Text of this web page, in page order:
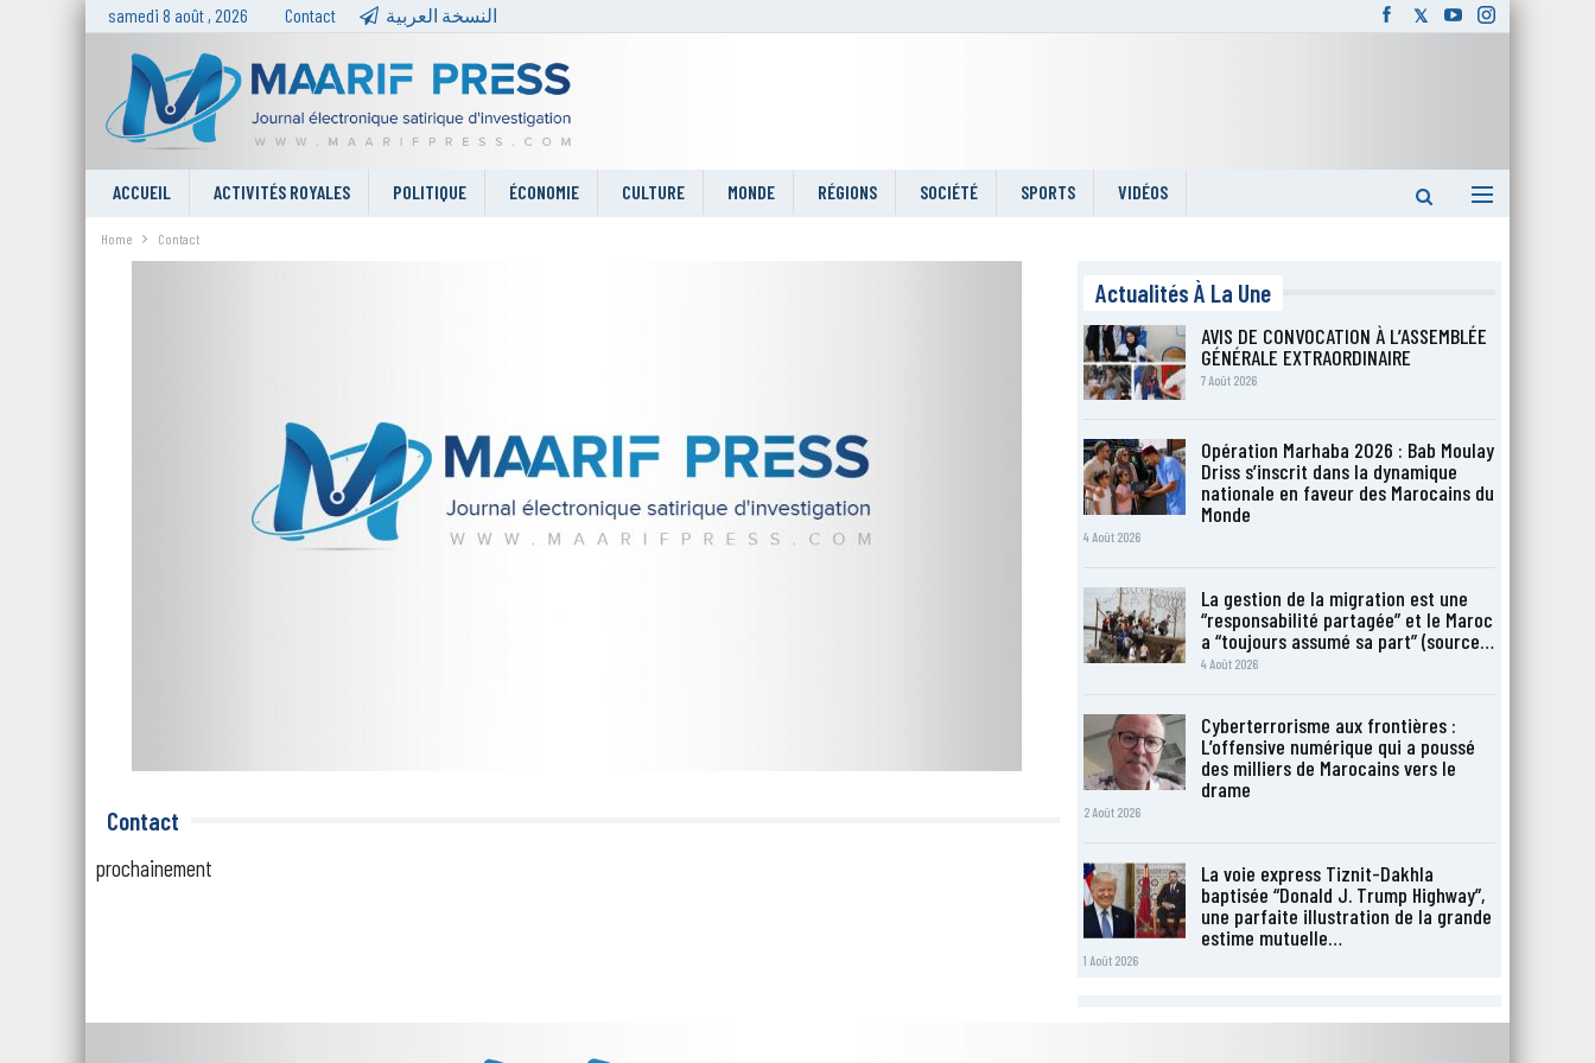
samedi 8 août , 2026 Contact النسخة العربية
ACCUEIL ACTIVITÉS ROYALES POLITIQUE ÉCONOMIE CULTURE MONDE RÉGIONS SOCIÉTÉ SPORTS VIDÉOS
Home Contact
Contact
prochainement
Actualités À La Une
AVIS DE CONVOCATION À L’ASSEMBLÉE
GÉNÉRALE EXTRAORDINAIRE
7 Août 2026
Opération Marhaba 2026 : Bab Moulay
Driss s’inscrit dans la dynamique
nationale en faveur des Marocains du
Monde
4 Août 2026
La gestion de la migration est une
“responsabilité partagée” et le Maroc
a “toujours assumé sa part” (source…
4 Août 2026
Cyberterrorisme aux frontières :
L’offensive numérique qui a poussé
des milliers de Marocains vers le
drame
2 Août 2026
La voie express Tiznit-Dakhla
baptisée “Donald J. Trump Highway”,
une parfaite illustration de la grande
estime mutuelle…
1 Août 2026